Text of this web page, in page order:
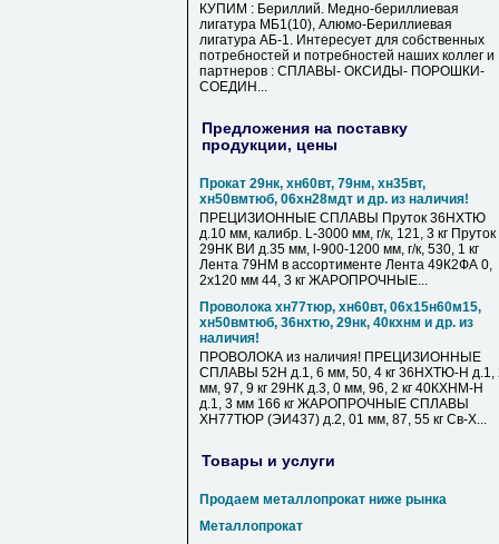
КУПИМ : Бериллий. Медно-бериллиевая
лигатура МБ1(10), Алюмо-Бериллиевая
лигатура АБ-1. Интересует для собственных
потребностей и потребностей наших коллег и
партнеров : СПЛАВЫ- ОКСИДЫ- ПОРОШКИ-
СОЕДИН...
Предложения на поставку
продукции, цены
Прокат 29нк, хн60вт, 79нм, хн35вт,
хн50вмтюб, 06хн28мдт и др. из наличия!
ПРЕЦИЗИОННЫЕ СПЛАВЫ Пруток 36НХТЮ
д.10 мм, калибр. L-3000 мм, г/к, 121, 3 кг Пруток
29НК ВИ д.35 мм, l-900-1200 мм, г/к, 530, 1 кг
Лента 79НМ в ассортименте Лента 49К2ФА 0,
2х120 мм 44, 3 кг ЖАРОПРОЧНЫЕ...
Проволока хн77тюр, хн60вт, 06х15н60м15,
хн50вмтюб, 36нхтю, 29нк, 40кхнм и др. из
наличия!
ПРОВОЛОКА из наличия! ПРЕЦИЗИОННЫЕ
СПЛАВЫ 52Н д.1, 6 мм, 50, 4 кг 36НХТЮ-Н д.1,
мм, 97, 9 кг 29НК д.3, 0 мм, 96, 2 кг 40КХНМ-Н
д.1, 3 мм 166 кг ЖАРОПРОЧНЫЕ СПЛАВЫ
ХН77ТЮР (ЭИ437) д.2, 01 мм, 87, 55 кг Св-Х...
Товары и услуги
Продаем металлопрокат ниже рынка
Металлопрокат